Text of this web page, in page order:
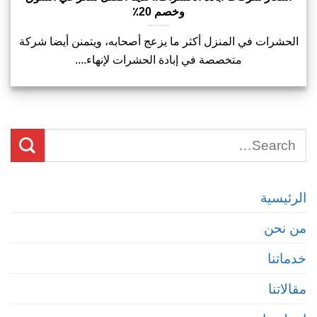
الرئيسية
من نحن
خدماتنا
مقالاتنا
وخصم 20٪
الحشرات في المنزل أكثر ما يزعج أصحابه، ويتمنن أيضا شركة
متخصصة في إبادة الحشرات لإنهاء....